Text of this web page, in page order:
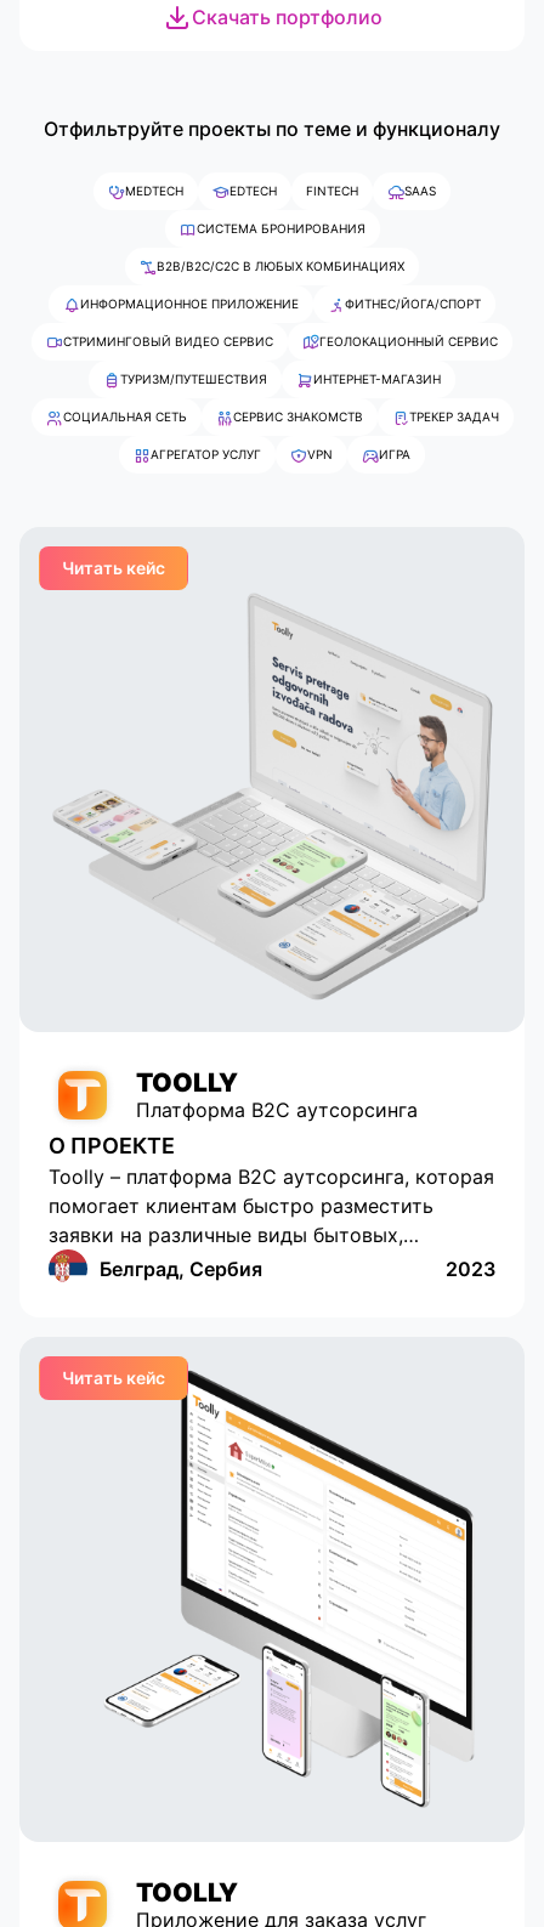
Скачать портфолио
Отфильтруйте проекты по теме и функционалу
MEDTECH EDTECH FINTECH SAAS
СИСТЕМА БРОНИРОВАНИЯ
B2B/B2C/C2C В ЛЮБЫХ КОМБИНАЦИЯХ
ИНФОРМАЦИОННОЕ ПРИЛОЖЕНИЕ ФИТНЕС/ЙОГА/СПОРТ
СТРИМИНГОВЫЙ ВИДЕО СЕРВИС ГЕОЛОКАЦИОННЫЙ СЕРВИС
ТУРИЗМ/ПУТЕШЕСТВИЯ ИНТЕРНЕТ-МАГАЗИН
СОЦИАЛЬНАЯ СЕТЬ СЕРВИС ЗНАКОМСТВ ТРЕКЕР ЗАДАЧ
АГРЕГАТОР УСЛУГ VPN ИГРА
Читать кейс
TOOLLY
Платформа B2C аутсорсинга
О ПРОЕКТЕ
Toolly – платформа B2C аутсорсинга, которая
помогает клиентам быстро разместить
заявки на различные виды бытовых,
профессиональных и образовательных услуг,
приложении реализованы функции создания
заказов по множеству различных категорий,
задавая дополнительные уникальные
Белград, Сербия 2023
Читать кейс
TOOLLY
Приложение для заказа услуг